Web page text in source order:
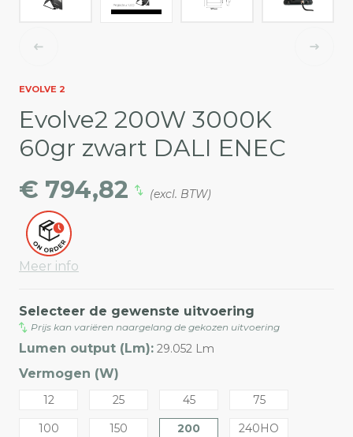
EVOLVE 2
Evolve2 200W 3000K
60gr zwart DALI ENEC
€ 794,82
(excl. BTW)
Meer info
Selecteer de gewenste uitvoering
Prijs kan variëren naargelang de gekozen uitvoering
Lumen output (Lm): 29.052 Lm
Vermogen (W)
12 25 45
75
100
150 200
240HO